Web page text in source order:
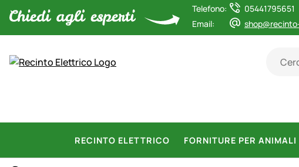
Telefono:
05441795651
Email:
RECINTO ELETTRICO FORNITURE PER ANIMALI